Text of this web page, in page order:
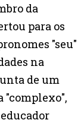
da
para os
"seu"
na
de um
"complexo",